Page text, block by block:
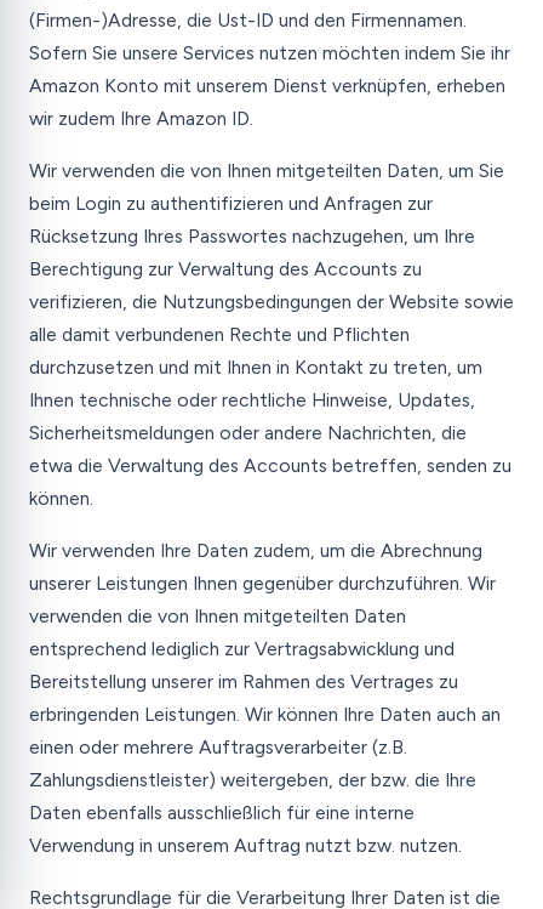
(Firmen-)Adresse, die Ust-ID und den Firmennamen.
Sofern Sie unsere Services nutzen möchten indem Sie ihr
Amazon Konto mit unserem Dienst verknüpfen, erheben
wir zudem Ihre Amazon ID.
Wir verwenden die von Ihnen mitgeteilten Daten, um Sie
beim Login zu authentifizieren und Anfragen zur
Rücksetzung Ihres Passwortes nachzugehen, um Ihre
Berechtigung zur Verwaltung des Accounts zu
verifizieren, die Nutzungsbedingungen der Website sowie
alle damit verbundenen Rechte und Pflichten
durchzusetzen und mit Ihnen in Kontakt zu treten, um
Ihnen technische oder rechtliche Hinweise, Updates,
Sicherheitsmeldungen oder andere Nachrichten, die
etwa die Verwaltung des Accounts betreffen, senden zu
können.
Wir verwenden Ihre Daten zudem, um die Abrechnung
unserer Leistungen Ihnen gegenüber durchzuführen. Wir
verwenden die von Ihnen mitgeteilten Daten
entsprechend lediglich zur Vertragsabwicklung und
Bereitstellung unserer im Rahmen des Vertrages zu
erbringenden Leistungen. Wir können Ihre Daten auch an
einen oder mehrere Auftragsverarbeiter (z.B.
Zahlungsdienstleister) weitergeben, der bzw. die Ihre
Daten ebenfalls ausschließlich für eine interne
Verwendung in unserem Auftrag nutzt bzw. nutzen.
Rechtsgrundlage für die Verarbeitung Ihrer Daten ist die